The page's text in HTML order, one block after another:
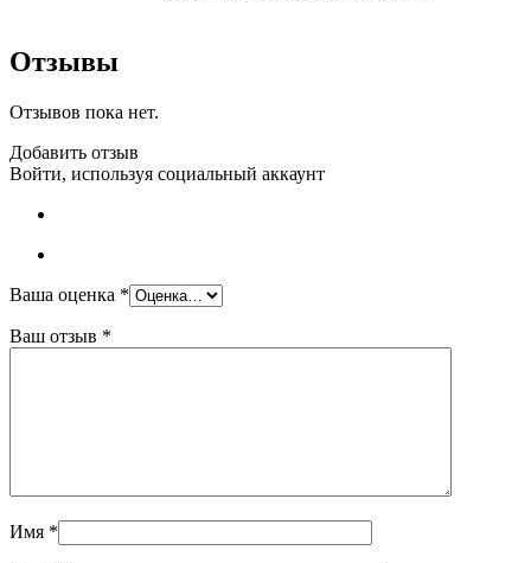
Отзывы
Отзывов пока нет.
Добавить отзыв
Войти, используя социальный аккаунт
Ваша оценка *
Ваш отзыв *
Имя *